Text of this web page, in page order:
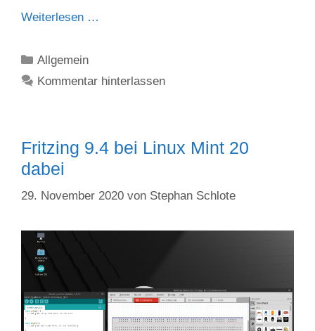
Weiterlesen …
Kategorien
Allgemein
Kommentar hinterlassen
Fritzing 9.4 bei Linux Mint 20
dabei
29. November 2020 von Stephan Schlote